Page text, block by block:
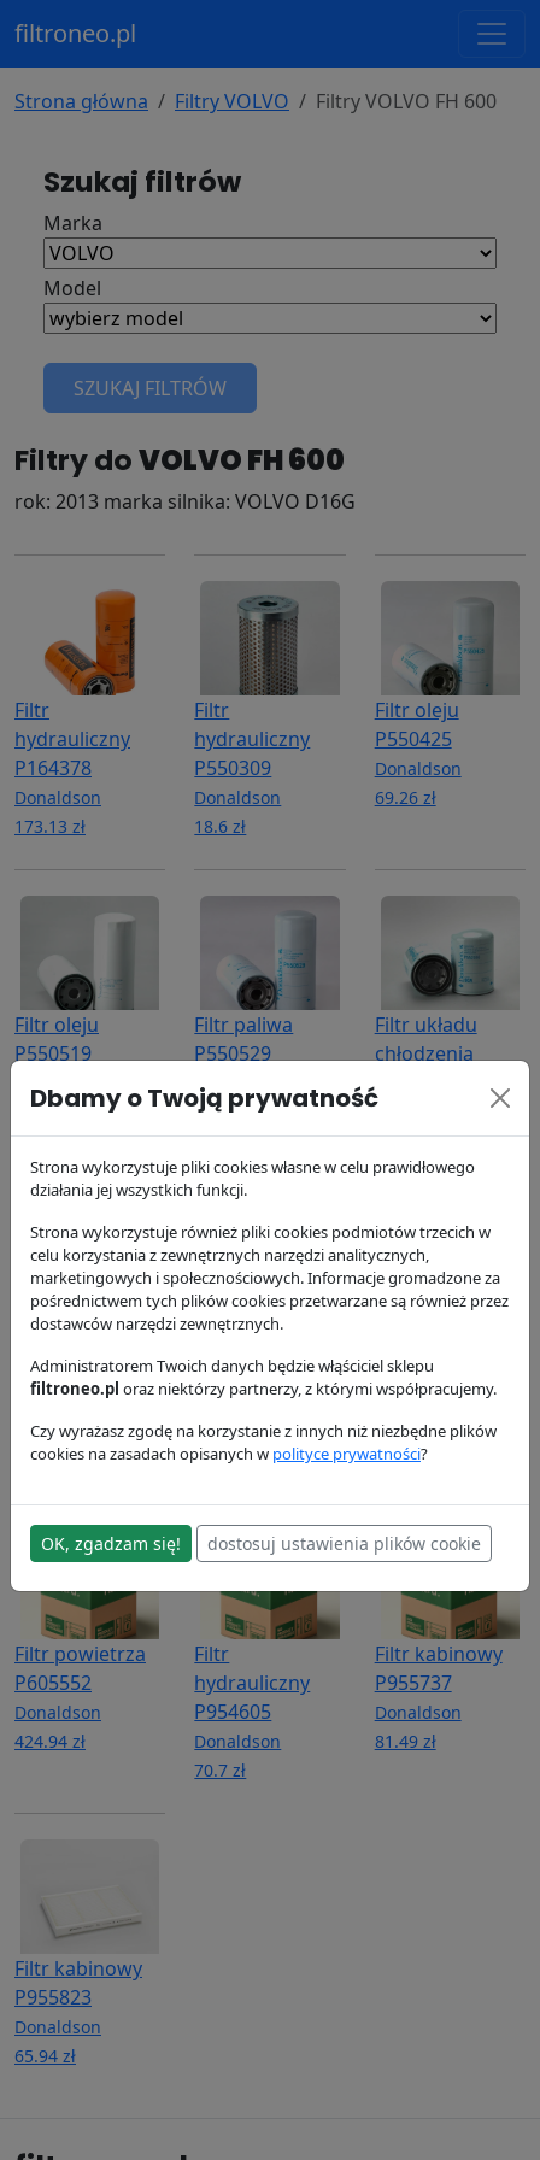
filtroneo.pl
Strona główna Filtry VOLVO Filtry VOLVO FH 600
Szukaj filtrów
Marka
Model
SZUKAJ FILTRÓW
Filtry doVOLVO FH 600
rok: 2013 marka silnika: VOLVO D16G
Filtr
hydrauliczny
P164378
Donaldson
173.13 zł
Filtr
hydrauliczny
P550309
Donaldson
18.6 zł
Filtr oleju
P550425
Donaldson
69.26 zł
Filtr oleju
P550519
68.3 zł
Filtr paliwa
P550529
Donaldson
97.47 zł
Filtr układu
chłodzenia
P552096
Donaldson
61.2 zł
zewnętrzny
P606720
Donaldson
458.13 zł
Filtr kabinowy
P551843
Donaldson
138.19 zł
AaBlue P956170
Donaldson
105.02 zł
Filtr powietrza
P605552
Donaldson
424.94 zł
Filtr
hydrauliczny
P954605
Donaldson
70.7 zł
Filtr kabinowy
P955737
Donaldson
81.49 zł
Filtr kabinowy
P955823
Donaldson
65.94 zł
Dbamy o Twoją prywatność
Strona wykorzystuje pliki cookies własne w celu prawidłowego
działania jej wszystkich funkcji.
Strona wykorzystuje również pliki cookies podmiotów trzecich w
celu korzystania z zewnętrznych narzędzi analitycznych,
marketingowych i społecznościowych. Informacje gromadzone za
pośrednictwem tych plików cookies przetwarzane są również przez
dostawców narzędzi zewnętrznych.
Administratorem Twoich danych będzie włąściciel sklepu
filtroneo.pl oraz niektórzy partnerzy, z którymi współpracujemy.
Czy wyrażasz zgodę na korzystanie z innych niż niezbędne plików
cookies na zasadach opisanych w polityce prywatności?
OK, zgadzam się! dostosuj ustawienia plików cookie